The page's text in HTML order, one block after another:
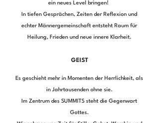
ein neues Level bringen!
In tiefen Gesprächen, Zeiten der Reflexion und
echter Männergemeinschaft entsteht Raum für
Heilung, Frieden und neue innere Klarheit.
GEIST
Es geschieht mehr in Momenten der Herrlichkeit, als
in Jahrtausenden ohne sie.
Im Zentrum des SUMMITS steht die Gegenwart
Gottes.